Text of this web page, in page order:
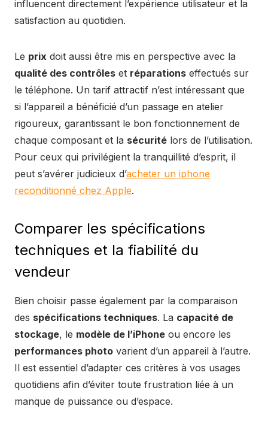
influencent directement l’expérience utilisateur et la
satisfaction au quotidien.
Le prix doit aussi être mis en perspective avec la
qualité des contrôles et réparations effectués sur
le téléphone. Un tarif attractif n’est intéressant que
si l’appareil a bénéficié d’un passage en atelier
rigoureux, garantissant le bon fonctionnement de
chaque composant et la sécurité lors de l’utilisation.
Pour ceux qui privilégient la tranquillité d’esprit, il
peut s’avérer judicieux d’acheter un iphone
reconditionné chez Apple.
Comparer les spécifications
techniques et la fiabilité du
vendeur
Bien choisir passe également par la comparaison
des spécifications techniques. La capacité de
stockage, le modèle de l’iPhone ou encore les
performances photo varient d’un appareil à l’autre.
Il est essentiel d’adapter ces critères à vos usages
quotidiens afin d’éviter toute frustration liée à un
manque de puissance ou d’espace.